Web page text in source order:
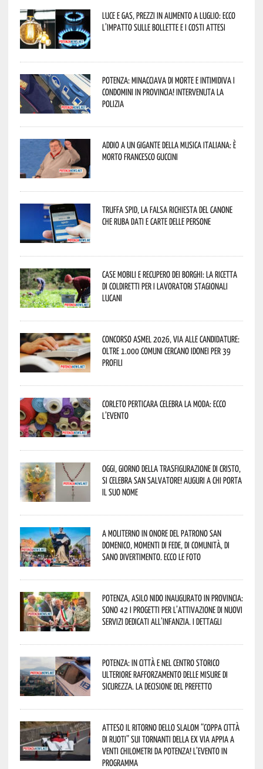
Luce e gas, prezzi in aumento a luglio: ecco
l’impatto sulle bollette e i costi attesi
Potenza: minacciava di morte e intimidiva i
condomini in provincia! Intervenuta la
Polizia
Addio a un gigante della musica italiana: è
morto Francesco Guccini
Truffa Spid, la falsa richiesta del canone
che ruba dati e carte delle persone
Case mobili e recupero dei borghi: la ricetta
di Coldiretti per i lavoratori stagionali
lucani
Concorso Asmel 2026, via alle candidature:
oltre 1.000 Comuni cercano idonei per 39
profili
Corleto Perticara celebra la moda: ecco
l’evento
Oggi, giorno della Trasfigurazione di Cristo,
si celebra San Salvatore! Auguri a chi porta
il suo nome
A Moliterno in onore del Patrono San
Domenico, momenti di fede, di comunità, di
sano divertimento. Ecco le foto
Potenza, asilo nido inaugurato in provincia:
sono 42 i progetti per l’attivazione di nuovi
servizi dedicati all’infanzia. I dettagli
Potenza: in città e nel centro storico
ulteriore rafforzamento delle misure di
sicurezza. La decisione del Prefetto
Atteso il ritorno dello slalom “Coppa Città
di Ruoti” sui tornanti della ex via Appia a
venti chilometri da Potenza! L’evento in
programma